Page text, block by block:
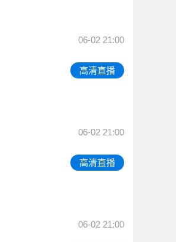
06-02 21:00
高清直播
06-02 21:00
高清直播
06-02 21:00